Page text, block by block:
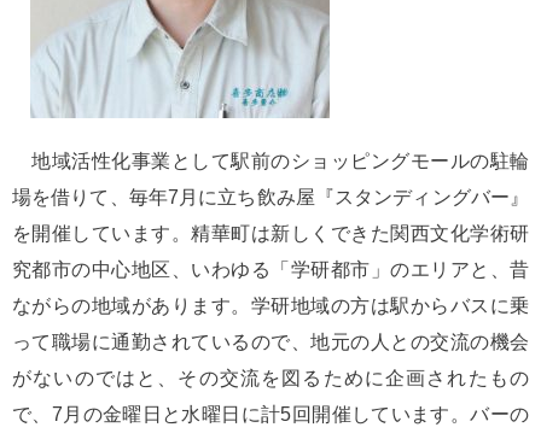
地域活性化事業として駅前のショッピングモールの駐輪
場を借りて、毎年7月に立ち飲み屋『スタンディングバー』
を開催しています。精華町は新しくできた関西文化学術研
究都市の中心地区、いわゆる「学研都市」のエリアと、昔
ながらの地域があります。学研地域の方は駅からバスに乗
って職場に通勤されているので、地元の人との交流の機会
がないのではと、その交流を図るために企画されたもの
で、7月の金曜日と水曜日に計5回開催しています。バーの